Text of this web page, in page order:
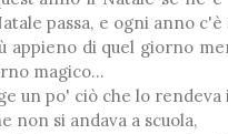
passa, e ogni anno
appieno di quel giorno
magico...
un po' ciò che lo
non si andava a scuola,